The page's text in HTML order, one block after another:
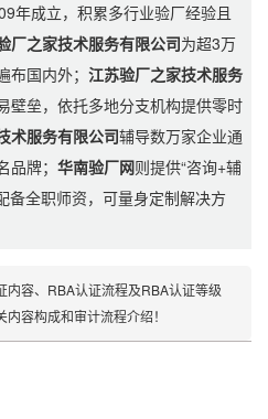
年成立，积累多行业验厂经验且
厂之家技术服务有限公司为超3万
布国内外；江苏验厂之家技术服务
壁垒，依托多地分支机构提供零时
术服务有限公司辅导数万家企业通
品牌；华南验厂网则提供“咨询+辅
备全职师资，可量身定制解决方
内容、RBA认证流程及RBA认证等级
容构成和审计流程介绍！